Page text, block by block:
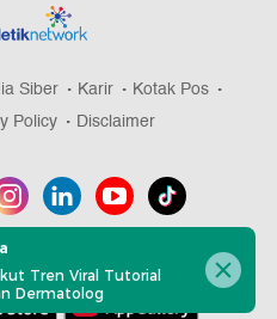
Siber Karir
Kotak Pos
Policy Disclaimer
detikcom
Tren Viral Tutorial
Dermatolog